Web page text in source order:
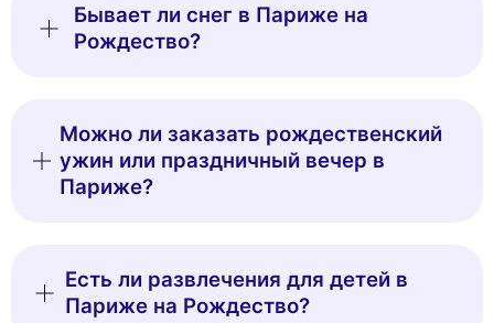
Бывает ли снег в Париже на
Рождество?
Можно ли заказать рождественский
ужин или праздничный вечер в
Париже?
Есть ли развлечения для детей в
Париже на Рождество?